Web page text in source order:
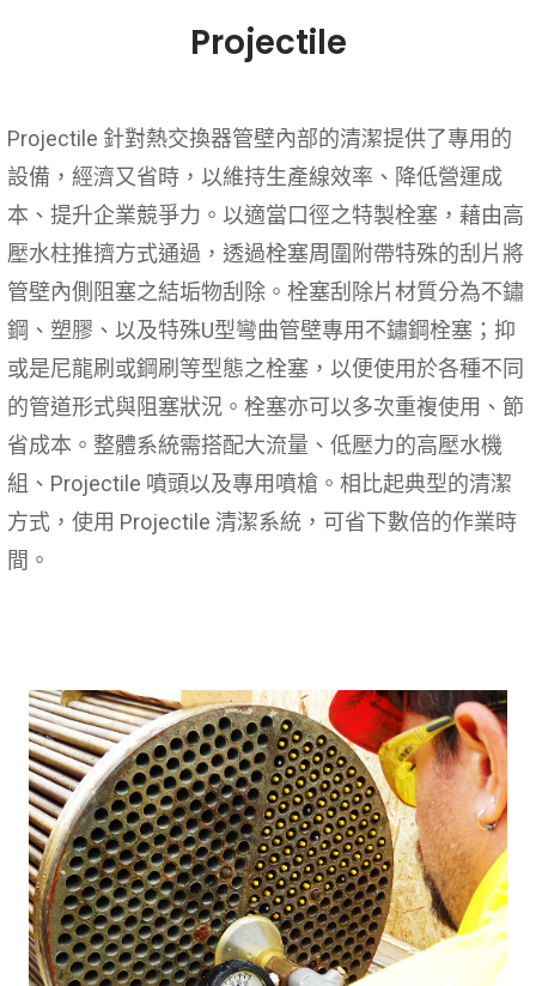
Projectile
Projectile 針對熱交換器管壁內部的清潔提供了專用的
設備，經濟又省時，以維持生產線效率、降低營運成
本、提升企業競爭力。以適當口徑之特製栓塞，藉由高
壓水柱推擠方式通過，透過栓塞周圍附帶特殊的刮片將
管壁內側阻塞之結垢物刮除。栓塞刮除片材質分為不鏽
鋼、塑膠、以及特殊U型彎曲管壁專用不鏽鋼栓塞；抑
或是尼龍刷或鋼刷等型態之栓塞，以便使用於各種不同
的管道形式與阻塞狀況。栓塞亦可以多次重複使用、節
省成本。整體系統需搭配大流量、低壓力的高壓水機
組、Projectile 噴頭以及專用噴槍。相比起典型的清潔
方式，使用 Projectile 清潔系統，可省下數倍的作業時
間。